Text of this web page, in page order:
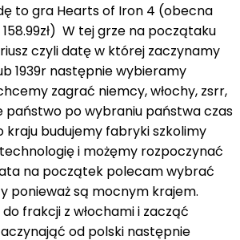
to gra Hearts of Iron 4 (obecna
W tej grze na początaku
czyli datę w której zaczynamy
1939r następnie wybieramy
zagrać niemcy, włochy, zsrr,
państwo po wybraniu państwa czas
kraju budujemy fabryki szkolimy
i możęmy rozpoczynać
na początek polecam wybrać
ponieważ są mocnym krajem.
frakcji z włochami i zacząć
od polski następnie